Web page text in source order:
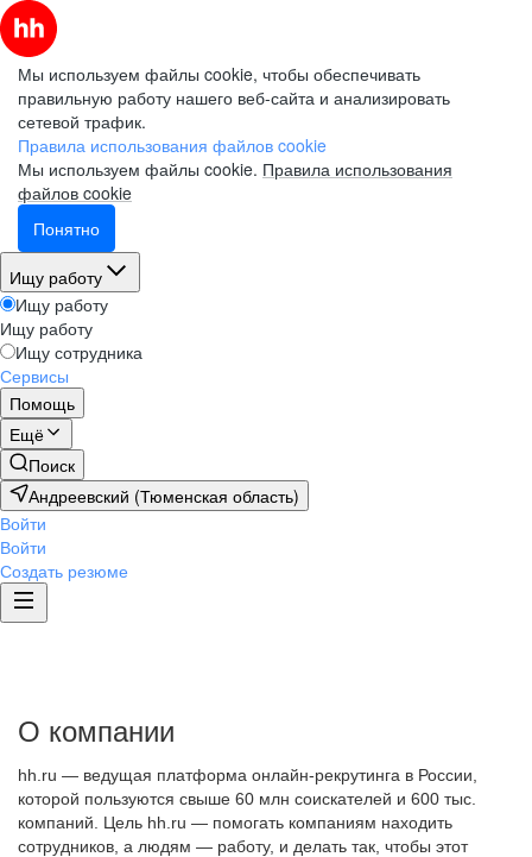
Мы используем файлы cookie, чтобы обеспечивать
правильную работу нашего веб-сайта и анализировать
сетевой трафик.
Правила использования файлов cookie
Мы используем файлы cookie. Правила использования
файлов cookie
Понятно
Ищу работу
Ищу работу
Ищу работу
Ищу сотрудника
Сервисы
Помощь
Ещё
Поиск
Андреевский (Тюменская область)
Войти
Войти
Создать резюме
О компании
hh.ru — ведущая платформа онлайн-рекрутинга в России,
которой пользуются свыше 60 млн соискателей и 600 тыс.
компаний. Цель hh.ru — помогать компаниям находить
сотрудников, а людям — работу, и делать так, чтобы этот